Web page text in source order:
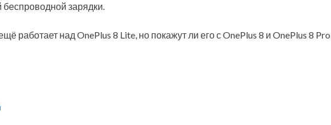
зарядки.
работает над OnePlus 8 Lite, но покажут ли его с OnePlus 8 и OnePlus 8 Pro